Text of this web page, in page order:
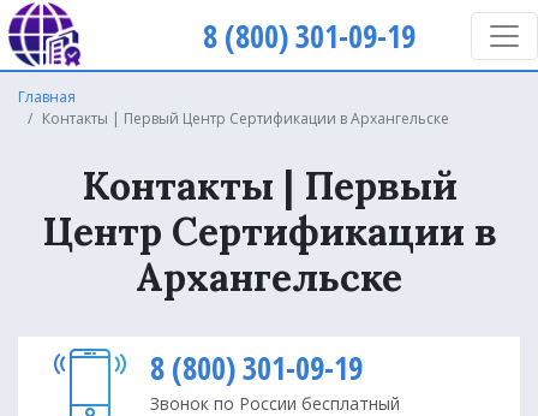
8 (800) 301-09-19
Главная
Контакты | Первый Центр Сертификации в Архангельске
Контакты | Первый
Центр Сертификации в
Архангельске
8 (800) 301-09-19
Звонок по России бесплатный